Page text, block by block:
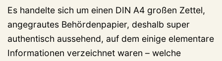
Es handelte sich um einen DIN A4 großen Zettel,
angegrautes Behördenpapier, deshalb super
authentisch aussehend, auf dem einige elementare
Informationen verzeichnet waren – welche